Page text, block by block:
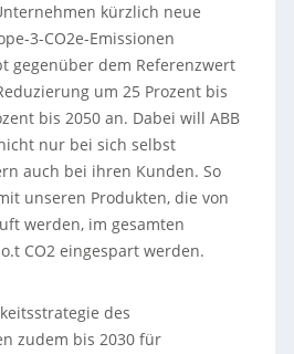
kürzlich neue
3-CO2e-Emissionen
gegenüber dem Referenzwert
um 25 Prozent bis
bis 2050 an. Dabei will ABB
nur bei sich selbst
auch bei ihren Kunden. So
unseren Produkten, die von
werden, im gesamten
CO2 eingespart werden.
des
zudem bis 2030 für